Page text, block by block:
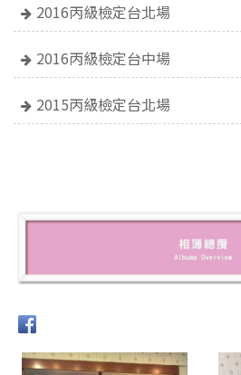
2016丙級檢定台北場
2016丙級檢定台中場
2015丙級檢定台北場